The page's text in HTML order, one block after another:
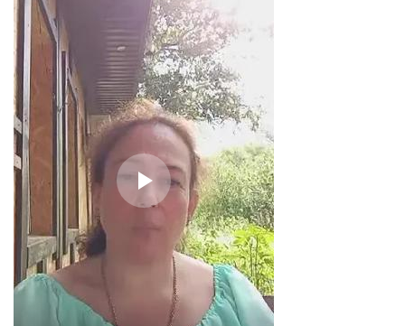
ChatApp
online
Мессенджеры
Свяжитесь с нами через любой удобный мессенджер!
WhatsApp